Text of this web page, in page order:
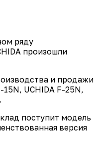
ряду
произошли
и продажи
UCHIDA F-25N,
поступит модель
версия